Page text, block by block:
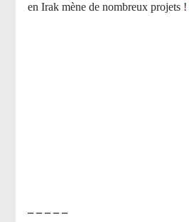
en Irak mène de nombreux projets !
– – – – –